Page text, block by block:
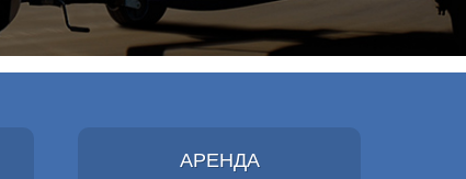
АРЕНДА